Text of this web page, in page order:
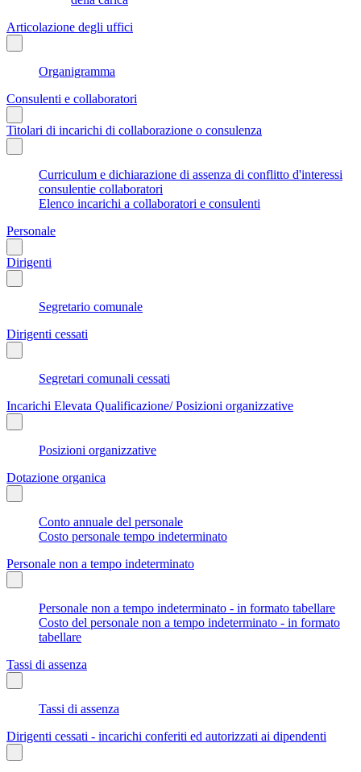
Articolazione degli uffici
Organigramma
Consulenti e collaboratori
Titolari di incarichi di collaborazione o consulenza
Curriculum e dichiarazione di assenza di conflitto d'interessi
consulentie collaboratori
Elenco incarichi a collaboratori e consulenti
Personale
Dirigenti
Segretario comunale
Dirigenti cessati
Segretari comunali cessati
Incarichi Elevata Qualificazione/ Posizioni organizzative
Posizioni organizzative
Dotazione organica
Conto annuale del personale
Costo personale tempo indeterminato
Personale non a tempo indeterminato
Personale non a tempo indeterminato - in formato tabellare
Costo del personale non a tempo indeterminato - in formato
tabellare
Tassi di assenza
Tassi di assenza
Dirigenti cessati - incarichi conferiti ed autorizzati ai dipendenti